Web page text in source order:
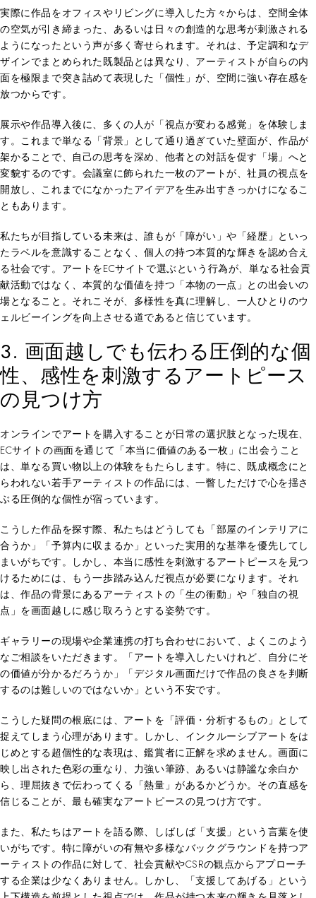
実際に作品をオフィスやリビングに導入した方々からは、空間全体
の空気が引き締まった、あるいは日々の創造的な思考が刺激される
ようになったという声が多く寄せられます。それは、予定調和なデ
ザインでまとめられた既製品とは異なり、アーティストが自らの内
面を極限まで突き詰めて表現した「個性」が、空間に強い存在感を
放つからです。
展示や作品導入後に、多くの人が「視点が変わる感覚」を体験しま
す。これまで単なる「背景」として通り過ぎていた壁面が、作品が
架かることで、自己の思考を深め、他者との対話を促す「場」へと
変貌するのです。会議室に飾られた一枚のアートが、社員の視点を
開放し、これまでになかったアイデアを生み出すきっかけになるこ
ともあります。
私たちが目指している未来は、誰もが「障がい」や「経歴」といっ
たラベルを意識することなく、個人の持つ本質的な輝きを認め合え
る社会です。アートをECサイトで選ぶという行為が、単なる社会貢
献活動ではなく、本質的な価値を持つ「本物の一点」との出会いの
場となること。それこそが、多様性を真に理解し、一人ひとりのウ
ェルビーイングを向上させる道であると信じています。
3. 画面越しでも伝わる圧倒的な個
性、感性を刺激するアートピース
の見つけ方
オンラインでアートを購入することが日常の選択肢となった現在、
ECサイトの画面を通じて「本当に価値のある一枚」に出会うこと
は、単なる買い物以上の体験をもたらします。特に、既成概念にと
らわれない若手アーティストの作品には、一瞥しただけで心を揺さ
ぶる圧倒的な個性が宿っています。
こうした作品を探す際、私たちはどうしても「部屋のインテリアに
合うか」「予算内に収まるか」といった実用的な基準を優先してし
まいがちです。しかし、本当に感性を刺激するアートピースを見つ
けるためには、もう一歩踏み込んだ視点が必要になります。それ
は、作品の背景にあるアーティストの「生の衝動」や「独自の視
点」を画面越しに感じ取ろうとする姿勢です。
ギャラリーの現場や企業連携の打ち合わせにおいて、よくこのよう
なご相談をいただきます。「アートを導入したいけれど、自分にそ
の価値が分かるだろうか」「デジタル画面だけで作品の良さを判断
するのは難しいのではないか」という不安です。
こうした疑問の根底には、アートを「評価・分析するもの」として
捉えてしまう心理があります。しかし、インクルーシブアートをは
じめとする超個性的な表現は、鑑賞者に正解を求めません。画面に
映し出された色彩の重なり、力強い筆跡、あるいは静謐な余白か
ら、理屈抜きで伝わってくる「熱量」があるかどうか。その直感を
信じることが、最も確実なアートピースの見つけ方です。
また、私たちはアートを語る際、しばしば「支援」という言葉を使
いがちです。特に障がいの有無や多様なバックグラウンドを持つア
ーティストの作品に対して、社会貢献やCSRの観点からアプローチ
する企業は少なくありません。しかし、「支援してあげる」という